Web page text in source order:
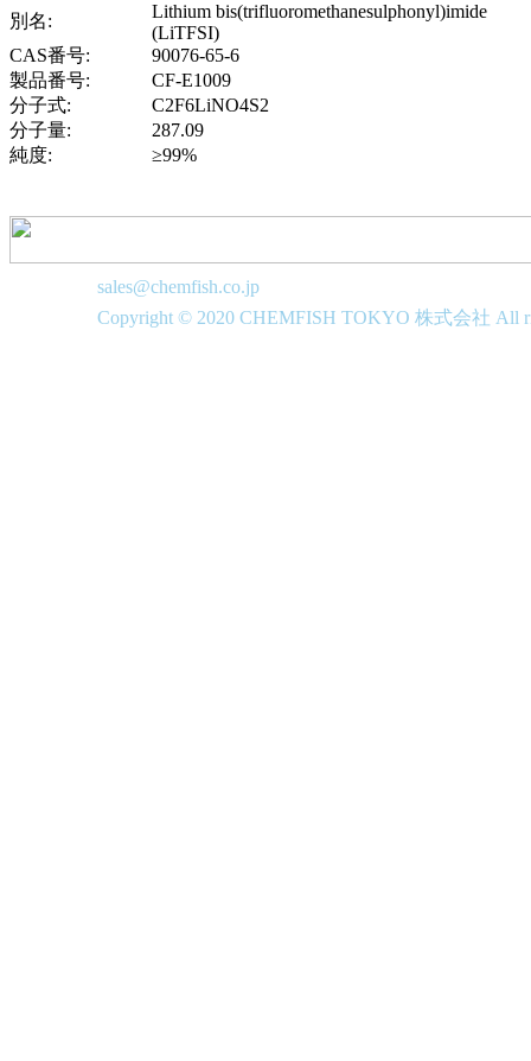
別名:
Lithium bis(trifluoromethanesulphonyl)imide
(LiTFSI)
CAS番号:
90076-65-6
製品番号:
CF-E1009
分子式:
C2F6LiNO4S2
分子量:
287.09
純度:
≥99%
sales@chemfish.co.jp
Copyright © 2020 CHEMFISH TOKYO 株式会社 All